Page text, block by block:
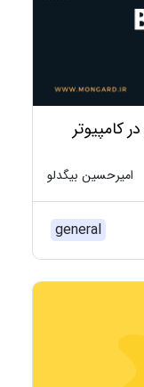
کامپیوتر
امیرحسین بیگدلو
general